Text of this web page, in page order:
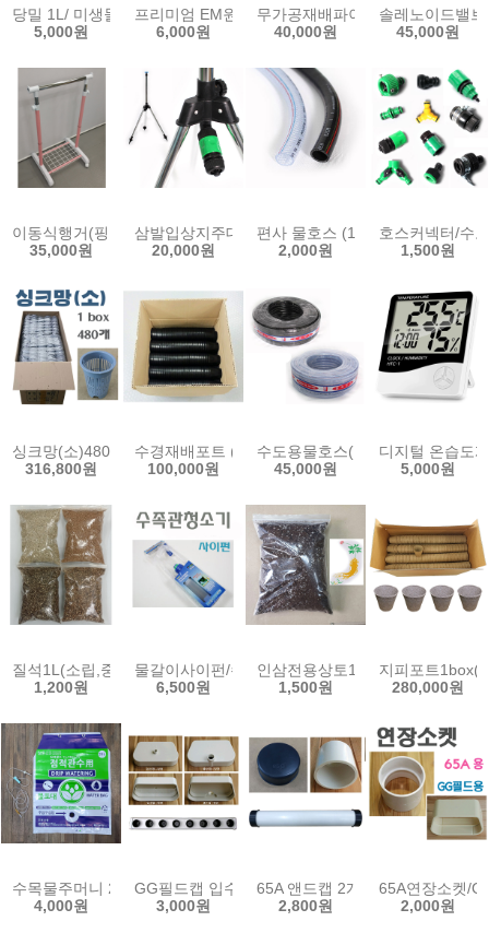
당밀 1L/ 미생물 EM 발효 배양 이멤 원액 발효액 활성액 친환경 EM 액
5,000원
프리미엄 EM원액 1L 친환경 이엠 미생물 액비 비료
6,000원
무가공재배파이프 2m 65A 2개
40,000원
솔레노이드밸
45,000원
이동식행거(핑크,실버)/색상선택형/Hanger
35,000원
삼발입상지주대 (단본조용) 스프링쿨러 삼각대 삼각
20,000원
편사 물호스 (1m) 16mm 19mm
2,000원
호스커넥터/수
1,500원
싱크망(소)480개BOX/걸음망/싱크대망/싱크대걸음망/수경재배포트/
316,800원
수경재배포트 (소)1000개 수경 포트 풍난 다육 모종
100,000원
수도용물호스(고압50m)/15mm/
45,000원
디지털 온습도
5,000원
질석1L(소립,중립,대립,특대립) 버미큐라이트 펄샤인 수경재배 양액
1,200원
물갈이사이펀/수조청소기/수족관청소호스/수족관/
6,500원
인삼전용상토1L/인삼재배상토
1,500원
지피포트
280,000원
수목물주머니 25L(수액세트) 물포대 점적 관수 관주 수목 나무 물주머
4,000원
GG필드캡 입수 출수 박막재배 NFT CAP 양액 수경
3,000원
65A 앤드캡 2개 홀가공 백색 pvc
2,800원
65A연장소켓/
2,000원